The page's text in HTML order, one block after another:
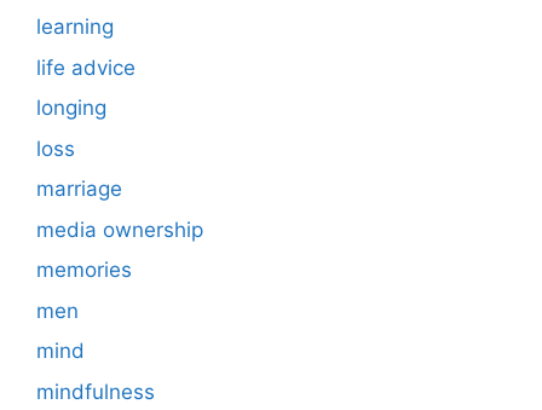
learning
life advice
longing
loss
marriage
media ownership
memories
men
mind
mindfulness